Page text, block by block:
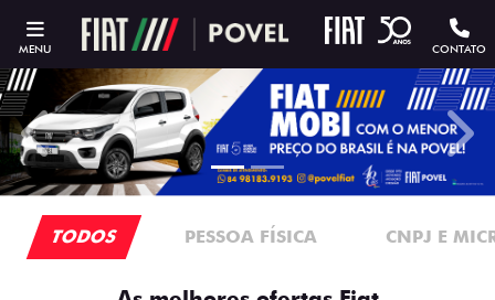
MENU CONTATO
templates.template-
TODOS PESSOA FÍSICA CNPJ E